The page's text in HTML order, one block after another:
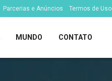
Parcerias e Anúncios Termos de Uso
MUNDO CONTATO